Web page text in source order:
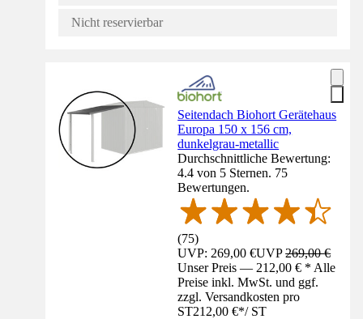
Nicht reservierbar
Seitendach Biohort Gerätehaus
Europa 150 x 156 cm,
dunkelgrau-metallic
Durchschnittliche Bewertung:
4.4 von 5 Sternen. 75
Bewertungen.
(75)
UVP: 269,00 €UVP269,00 €
Unser Preis — 212,00 € * Alle
Preise inkl. MwSt. und ggf.
zzgl. Versandkosten pro
ST212,00 €*/ ST